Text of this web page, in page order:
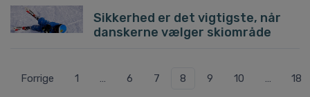
Sikkerhed er det vigtigste, når
danskerne vælger skiområde
Forrige 1 … 6 7 8 9 10 … 18